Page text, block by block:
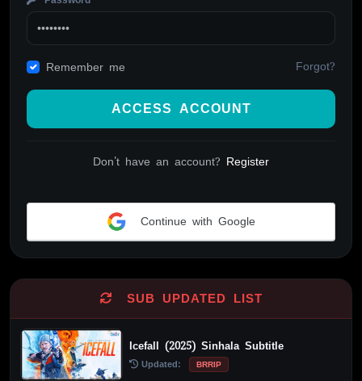
Remember me Forgot?
ACCESS ACCOUNT
Don't have an account? Register
Continue with Google
SUB UPDATED LIST
Icefall (2025) Sinhala Subtitle
Updated: BRRIP